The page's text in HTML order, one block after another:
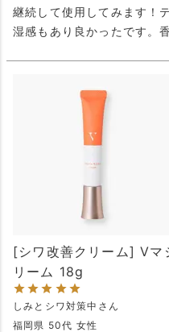
継続して使用してみます！
湿感もあり良かったです。
[シワ改善クリーム] Vマ
リーム 18g
しみとシワ対策中
福岡県 50代 女性